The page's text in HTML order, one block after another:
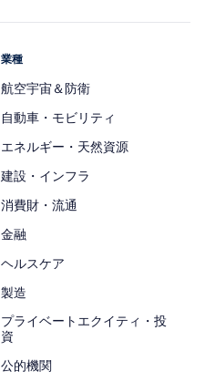
業種
航空宇宙＆防衛
自動車・モビリティ
エネルギー・天然資源
建設・インフラ
消費財・流通
金融
ヘルスケア
製造
プライベートエクイティ・投
資
公的機関